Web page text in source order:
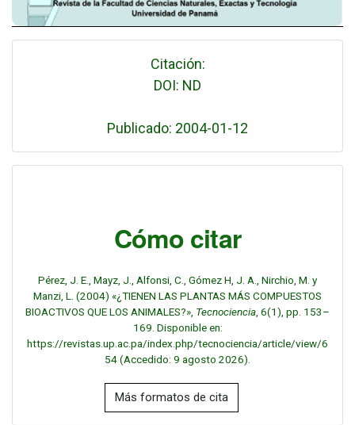
Citación:
DOI: ND
Publicado: 2004-01-12
Cómo citar
Pérez, J. E., Mayz, J., Alfonsi, C., Gómez H, J. A., Nirchio, M. y
Manzi, L. (2004) «¿TIENEN LAS PLANTAS MÁS COMPUESTOS
BIOACTIVOS QUE LOS ANIMALES?», Tecnociencia, 6(1), pp. 153–
169. Disponible en:
https://revistas.up.ac.pa/index.php/tecnociencia/article/view/6
54 (Accedido: 9 agosto 2026).
Más formatos de cita